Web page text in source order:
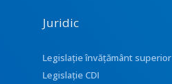
Juridic
Legislație învățământ superior
Legislație CDI